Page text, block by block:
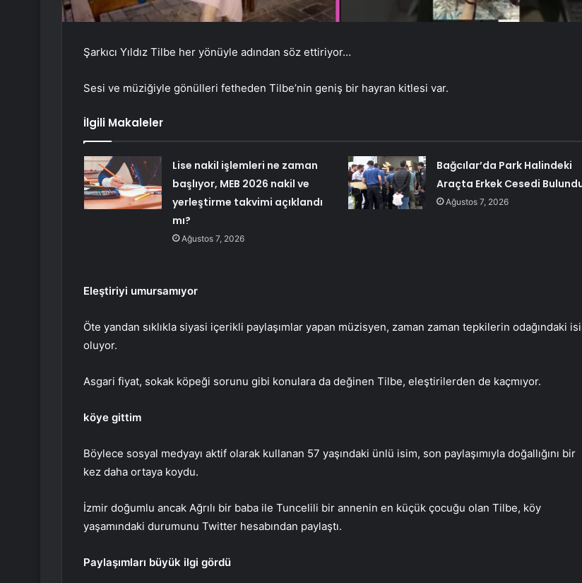
Şarkıcı Yıldız Tilbe her yönüyle adından söz ettiriyor…
Sesi ve müziğiyle gönülleri fetheden Tilbe’nin geniş bir hayran kitlesi var.
İlgili Makaleler
Lise nakil işlemleri ne zaman
başlıyor, MEB 2026 nakil ve
yerleştirme takvimi açıklandı
mı?
Ağustos 7, 2026
Bağcılar’da Park Halindeki
Araçta Erkek Cesedi
Ağustos 7, 2026
Eleştiriyi umursamıyor
Öte yandan sıklıkla siyasi içerikli paylaşımlar yapan müzisyen, zaman zaman tepkilerin odağındaki
oluyor.
Asgari fiyat, sokak köpeği sorunu gibi konulara da değinen Tilbe, eleştirilerden de kaçmıyor.
köye gittim
Böylece sosyal medyayı aktif olarak kullanan 57 yaşındaki ünlü isim, son paylaşımıyla doğallığını bir
kez daha ortaya koydu.
İzmir doğumlu ancak Ağrılı bir baba ile Tuncelili bir annenin en küçük çocuğu olan Tilbe, köy
yaşamındaki durumunu Twitter hesabından paylaştı.
Paylaşımları büyük ilgi gördü